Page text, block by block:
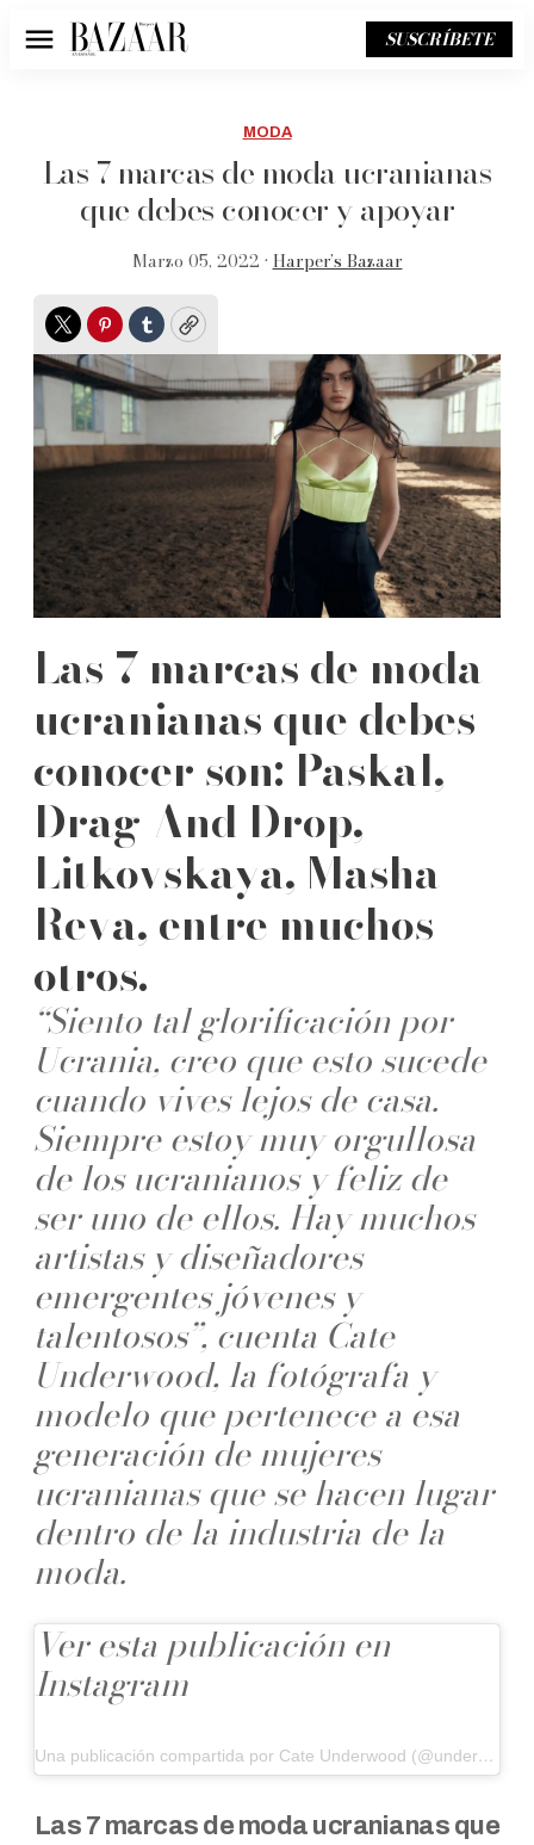
Menú SUSCRÍBETE
MODA
Las 7 marcas de moda ucranianas
que debes conocer y apoyar
Marzo 05, 2022 • Harper’s Bazaar
TwitterPinterest
TumblrCopy
Las 7 marcas de moda
ucranianas que debes
conocer son: Paskal,
Drag And Drop,
Litkovskaya, Masha
Reva, entre muchos
otros.
“Siento tal glorificación por
Ucrania, creo que esto sucede
cuando vives lejos de casa.
Siempre estoy muy orgullosa
de los ucranianos y feliz de
ser uno de ellos. Hay muchos
artistas y diseñadores
emergentes jóvenes y
talentosos”, cuenta Cate
Underwood, la fotógrafa y
modelo que pertenece a esa
generación de mujeres
ucranianas que se hacen lugar
dentro de la industria de la
moda.
Ver esta publicación en
Instagram
Una publicación compartida por Cate Underwood (@undervoodoo)
Las 7 marcas de moda ucranianas que